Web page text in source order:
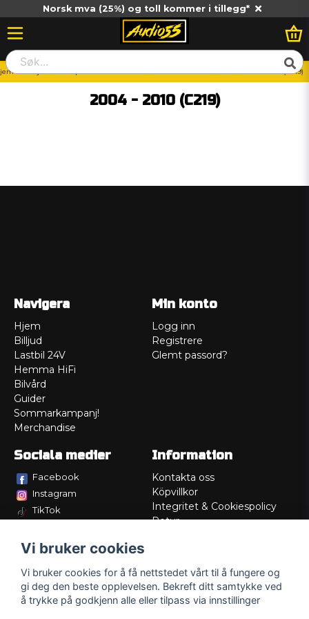
Norsk mva (25%) og toll kommer i tillegg*
Billjud Vad passar till min bil? Mercedes-Benz CLS 2004 - 2010 (C219)
2004 - 2010 (C219)
Navigera
Hjem
Billjud
Lastbil 24V
Hemma HiFi
Bilvård
Guider
Sommarkampanj!
Merchandise
Min konto
Logg inn
Registrere
Glemt passord?
Sociala medier
Facebook
Instagram
TikTok
Information
Kontakta oss
Köpvillkor
Integritet & Cookiespolicy
Retur
Lådritning
Om oss
Vi bruker cookies
Vi bruker cookies for å få nettstedet vårt til å fungere og
gi deg den beste opplevelsen. Bekreft ditt samtykke ved
å trykke på godkjenn alle eller tilpass via innstillinger